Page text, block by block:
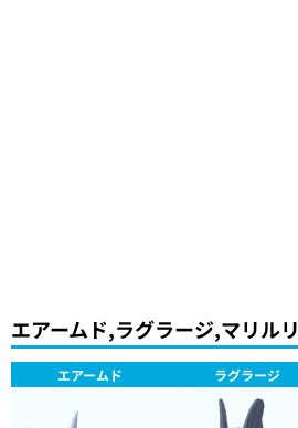
エアームド,ラグラージ,マリルリ
エアームド ラグラージ